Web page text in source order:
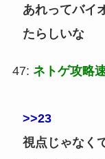
あれってバイ
たらしいな
47: ネトゲ攻略
>>23
視点じゃなく